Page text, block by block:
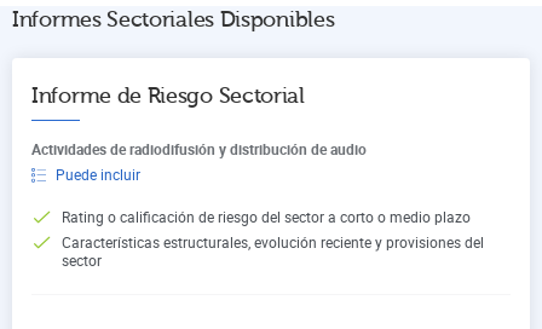
Informes Sectoriales Disponibles
Informe de Riesgo Sectorial
Actividades de radiodifusión y distribución de audio
Puede incluir
Rating o calificación de riesgo del sector a corto o medio plazo
Características estructurales, evolución reciente y provisiones del
sector